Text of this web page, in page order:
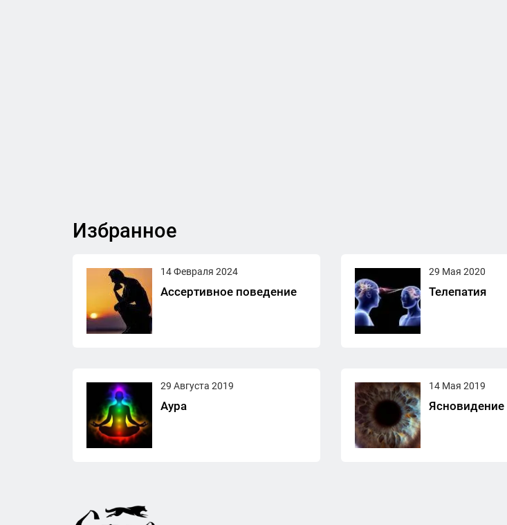
Избранное
14 Февраля 2024
Ассертивное поведение
29 Мая 2020
Телепатия
29 Августа 2019
Аура
14 Мая 2019
Ясновидение